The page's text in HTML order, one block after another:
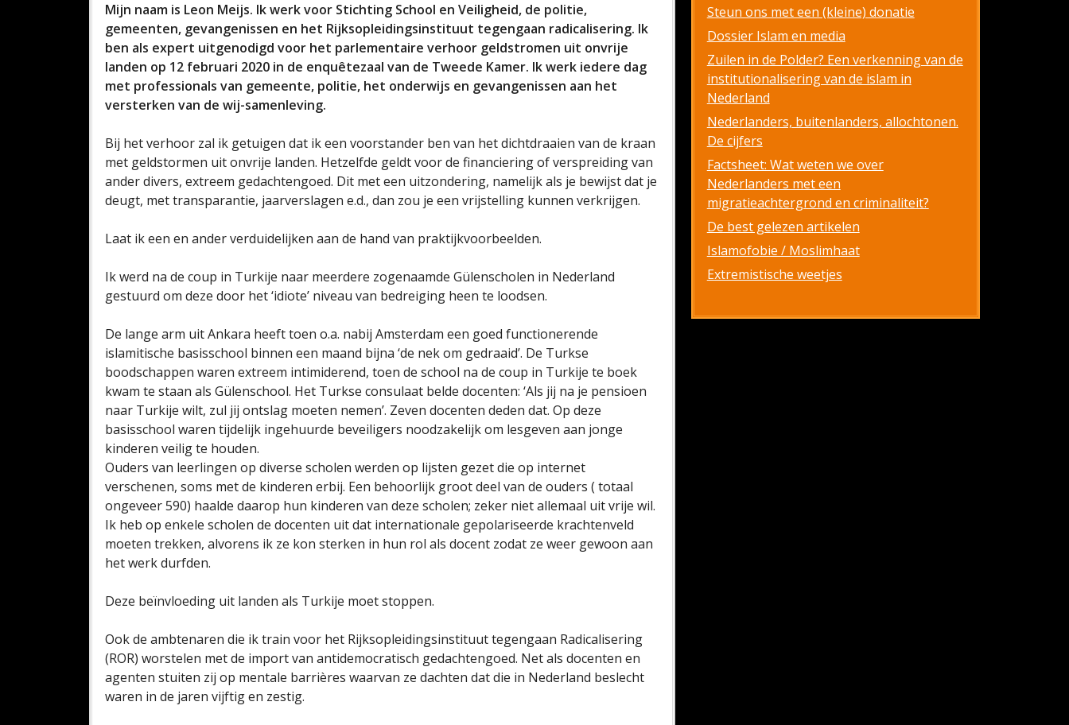
Mijn naam is Leon Meijs. Ik werk voor Stichting School en Veiligheid, de politie,
gemeenten, gevangenissen en het Rijksopleidingsinstituut tegengaan radicalisering. Ik
ben als expert uitgenodigd voor het parlementaire verhoor geldstromen uit onvrije
landen op 12 februari 2020 in de enquêtezaal van de Tweede Kamer. Ik werk iedere dag
met professionals van gemeente, politie, het onderwijs en gevangenissen aan het
versterken van de wij-samenleving.
Bij het verhoor zal ik getuigen dat ik een voorstander ben van het dichtdraaien van de kraan
met geldstormen uit onvrije landen. Hetzelfde geldt voor de financiering of verspreiding van
ander divers, extreem gedachtengoed. Dit met een uitzondering, namelijk als je bewijst dat je
deugt, met transparantie, jaarverslagen e.d., dan zou je een vrijstelling kunnen verkrijgen.
Laat ik een en ander verduidelijken aan de hand van praktijkvoorbeelden.
Ik werd na de coup in Turkije naar meerdere zogenaamde Gülenscholen in Nederland
gestuurd om deze door het ‘idiote’ niveau van bedreiging heen te loodsen.
De lange arm uit Ankara heeft toen o.a. nabij Amsterdam een goed functionerende
islamitische basisschool binnen een maand bijna ‘de nek om gedraaid’. De Turkse
boodschappen waren extreem intimiderend, toen de school na de coup in Turkije te boek
kwam te staan als Gülenschool. Het Turkse consulaat belde docenten: ‘Als jij na je pensioen
naar Turkije wilt, zul jij ontslag moeten nemen’. Zeven docenten deden dat. Op deze
basisschool waren tijdelijk ingehuurde beveiligers noodzakelijk om lesgeven aan jonge
kinderen veilig te houden.
Ouders van leerlingen op diverse scholen werden op lijsten gezet die op internet
verschenen, soms met de kinderen erbij. Een behoorlijk groot deel van de ouders ( totaal
ongeveer 590) haalde daarop hun kinderen van deze scholen; zeker niet allemaal uit vrije wil.
Ik heb op enkele scholen de docenten uit dat internationale gepolariseerde krachtenveld
moeten trekken, alvorens ik ze kon sterken in hun rol als docent zodat ze weer gewoon aan
het werk durfden.
Deze beïnvloeding uit landen als Turkije moet stoppen.
Ook de ambtenaren die ik train voor het Rijksopleidingsinstituut tegengaan Radicalisering
(ROR) worstelen met de import van antidemocratisch gedachtengoed. Net als docenten en
agenten stuiten zij op mentale barrières waarvan ze dachten dat die in Nederland beslecht
waren in de jaren vijftig en zestig.
Steun ons met een (kleine) donatie
Dossier Islam en media
Zuilen in de Polder? Een verkenning van de
institutionalisering van de islam in
Nederland
Nederlanders, buitenlanders, allochtonen.
De cijfers
Factsheet: Wat weten we over
Nederlanders met een
migratieachtergrond en criminaliteit?
De best gelezen artikelen
Islamofobie / Moslimhaat
Extremistische weetjes